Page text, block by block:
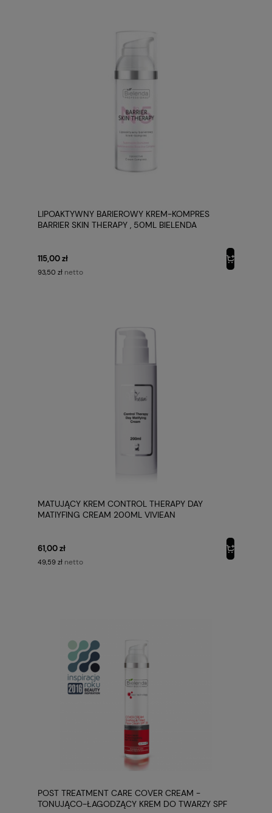
LIPOAKTYWNY BARIEROWY KREM-KOMPRES
BARRIER SKIN THERAPY , 50ML BIELENDA
115,00 zł
93,50 zł netto
MATUJĄCY KREM CONTROL THERAPY DAY
MATIYFING CREAM 200ML VIVIEAN
61,00 zł
49,59 zł netto
POST TREATMENT CARE COVER CREAM -
TONUJĄCO-ŁAGODZĄCY KREM DO TWARZY SPF